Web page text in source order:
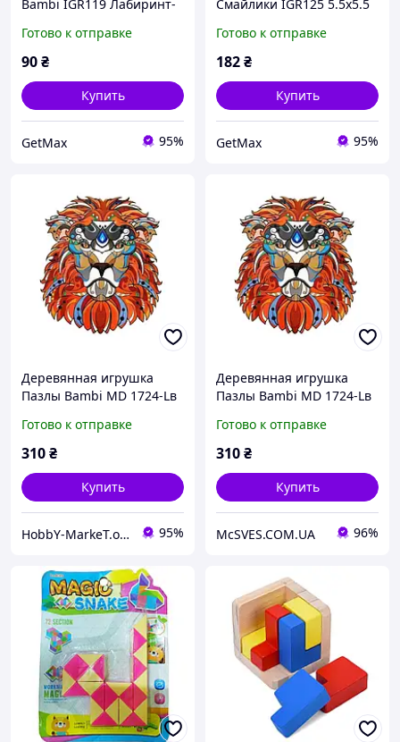
Bambi IGR119 Лабиринт-
логики
Готово к отправке
90₴
Купить
GetMax 95%
Смайлики IGR125 5.5х5.5
Логику
Готово к отправке
182₴
Купить
GetMax 95%
Деревянная игрушка
Пазлы Bambi MD 1724-Lв
Готово к отправке
310₴
Купить
HobbY-MarkeT.online 95%
Деревянная игрушка
Пазлы Bambi MD 1724-Lв
Готово к отправке
310₴
Купить
McSVES.COM.UA 96%